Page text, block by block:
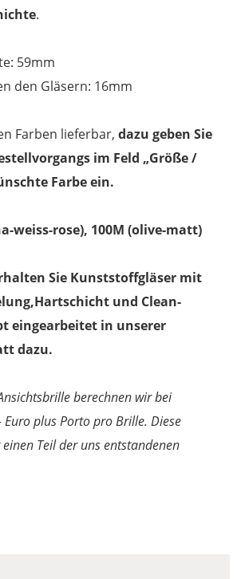
.
59mm
den Gläsern: 16mm
Farben lieferbar,dazu geben Sie
im Feld „Größe /
Farbe ein.
weiss-rose), 100M (olive-matt)
Sie Kunststoffgläser mit
und Clean-
eingearbeitet in unserer
dazu.
berechnen wir bei
Euro plus Porto pro Brille. Diese
Teil der uns entstandenen